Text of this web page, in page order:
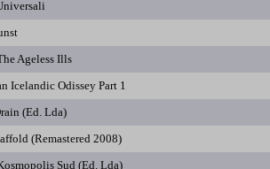
Ageless Ills
Icelandic Odissey Part 1
(Ed. Lda)
(Remastered 2008)
Sud (Ed. Lda)